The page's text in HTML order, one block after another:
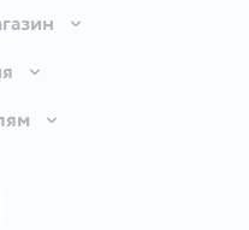
файлов cookie